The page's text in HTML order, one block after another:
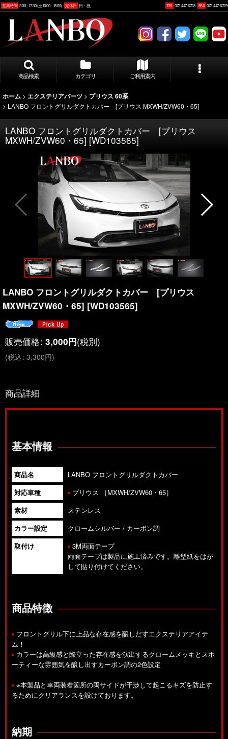
営業時間 9:00 - 17:30 (土10:00 - 15:00) 定休日 日・祝 TEL 072-447-6728 FAX 072-447-6729
商品検索 カテゴリ ご利用案内
ホーム > エクステリアパーツ > プリウス 60系
> LANBO フロントグリルダクトカバー [プリウス MXWH/ZVW60・65]
LANBO フロントグリルダクトカバー [プリウス
MXWH/ZVW60・65] [WD103565]
LANBO フロントグリルダクトカバー [プリウス
MXWH/ZVW60・65] [WD103565]
販売価格: 3,000円(税別)
(税込: 3,300円)
商品詳細
基本情報
商品名
LANBO フロントグリルダクトカバー
対応車種
プリウス ［MXWH/ZVW60・65］
素材
ステンレス
カラー設定
クロームシルバー / カーボン調
取付け
3M両面テープ
両面テープは製品に施工済みです。離型紙をはが
して貼り付けてください。
商品特徴
フロントグリル下に上品な存在感を醸しだすエクステリアアイテ
ム！
カラーは高級感と際立った存在感を演出するクロームメッキとスポ
ーティーな雰囲気を醸し出すカーボン調の2色設定
※本製品と車両装着箇所の両サイドが干渉して起こるキズを防止す
るためにクリアランスを設けております。
納期